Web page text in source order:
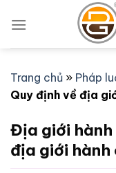
qua
Trang chủ » Pháp
Quy định về địa
Địa giới hành
địa giới hành